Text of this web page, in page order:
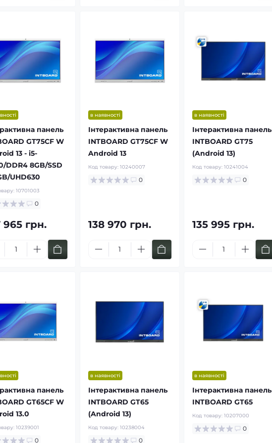
рюкзаки
ціною від: 1400 грн
М'які балістичні
бронепакети Militex
Купити за ціною від: 780 грн
панель
GT75CF W
13 - i5-
DDR4 8GB/SSD
UHD630
10701003
0
965 грн.
в наявності
Інтерактивна панель
INTBOARD GT75CF W
Android 13
Код товару: 10240007
0
138 970 грн.
в наявності
Інтерактивна панель
INTBOARD GT75
(Android 13)
Код товару: 10241004
0
135 995 грн.
панель
GT65CF W
13.0
10239001
0
в наявності
Інтерактивна панель
INTBOARD GT65
(Android 13)
Код товару: 10238004
0
в наявності
Інтерактивна панель
INTBOARD GT65
Код товару: 10207000
0